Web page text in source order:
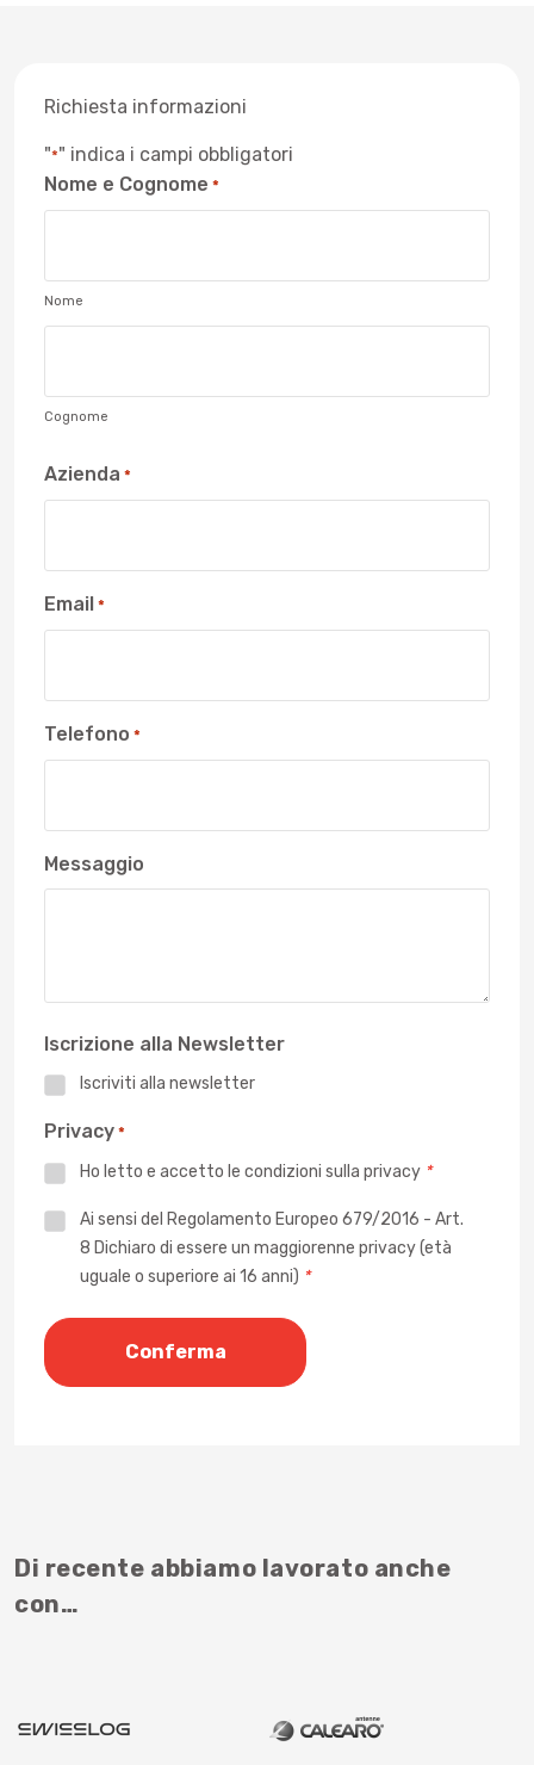
Richiesta informazioni
"*" indica i campi obbligatori
Nome e Cognome *
Nome
Cognome
Azienda *
Email *
Telefono *
Messaggio
Iscrizione alla Newsletter
Iscriviti alla newsletter
Privacy *
Ho letto e accetto le condizioni sulla privacy *
PrivacyAi sensi del Regolamento Europeo 679/2016 - Art.
8 Dichiaro di essere un maggiorenne privacy (età
uguale o superiore ai 16 anni) *
Di recente abbiamo lavorato anche
con…